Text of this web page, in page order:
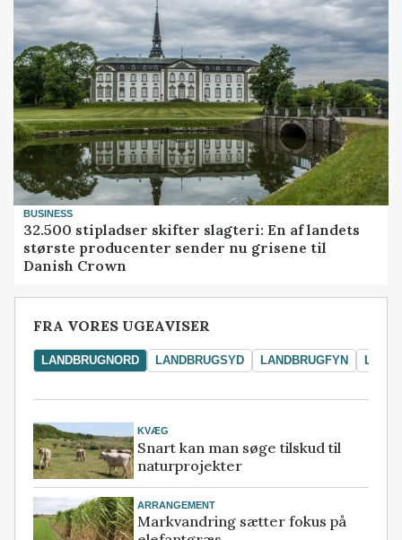
BUSINESS
32.500 stipladser skifter slagteri: En af landets
største producenter sender nu grisene til
Danish Crown
FRA VORES UGEAVISER
LANDBRUGNORD LANDBRUGSYD LANDBRUGFYN
KVÆG
Snart kan man søge tilskud til
naturprojekter
ARRANGEMENT
Markvandring sætter fokus på